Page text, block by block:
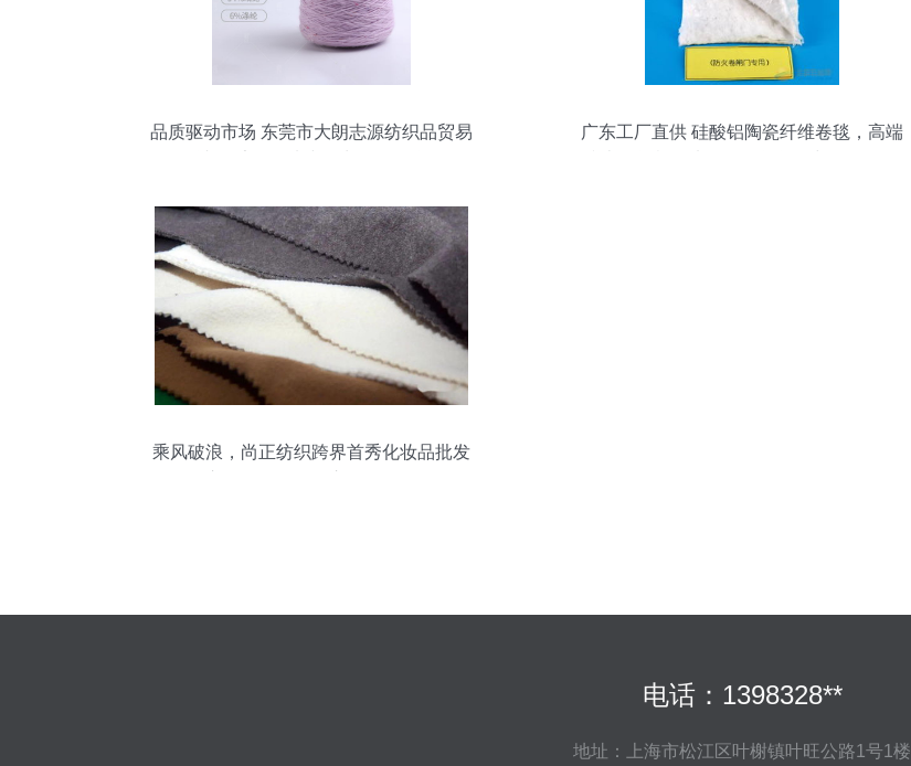
品质驱动市场 东莞市大朗志源纺织品贸易
广东工厂直供 硅酸铝陶瓷纤维卷毯，高端
乘风破浪，尚正纺织跨界首秀化妆品批发
电话：1398328**
地址：上海市松江区叶榭镇叶旺公路1号1楼